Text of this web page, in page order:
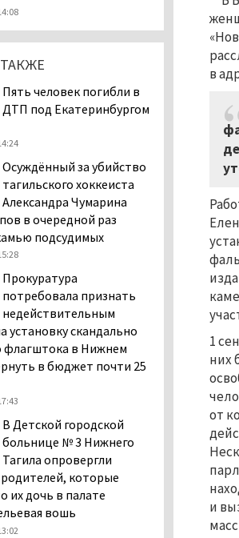
в
1
них
от
и
Екатеринбург подвергся
атаке БПЛА, восемь из
них были сбиты, три
Тагильские спасатели
в лесу мужчине найти
Прокуратура
Дзержинского района
дело в
НТ» из-за
холодной воды
Двое детей пострадали
рельсов в Нижнем Тагиле
Правительство РФ
разрешило производство
и продажу бензина класса
содержание
выше, чем в топливе
опасно для здоровья и
Пять человек погибли в
ДТП под Екатеринбургом
Осуждённый за убийство
тагильского хоккеиста
Александра Чумарина
в очередной раз
подсудимых
Прокуратура
потребовала признать
недействительным
установку скандально
флагштока в Нижнем
в бюджет почти 25
В Детской городской
больнице № 3 Нижнего
Тагила опровергли
которые
их дочь в палате
вошь